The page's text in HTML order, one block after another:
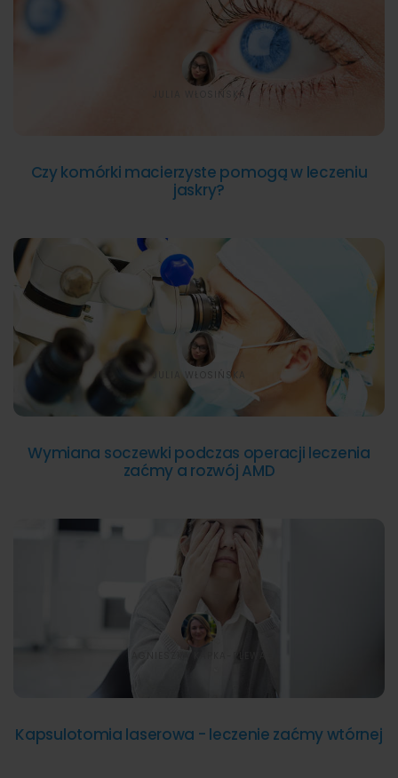
Czy komórki macierzyste pomogą w leczeniu
jaskry?
JULIA WŁOSIŃSKA
Wymiana soczewki podczas operacji leczenia
zaćmy a rozwój AMD
JULIA WŁOSIŃSKA
Kapsulotomia laserowa - leczenie zaćmy wtórnej
AGNIESZKA KAPKA-PLEWA